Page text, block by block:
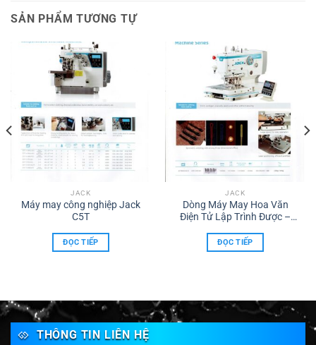
SẢN PHẨM TƯƠNG TỰ
JACK
Máy may công nghiệp Jack
C5T
ĐỌC TIẾP
JACK
Dòng Máy May Hoa Văn
Điện Tử Lập Trình Được –
ĐỌC TIẾP
THÔNG TIN LIÊN HỆ